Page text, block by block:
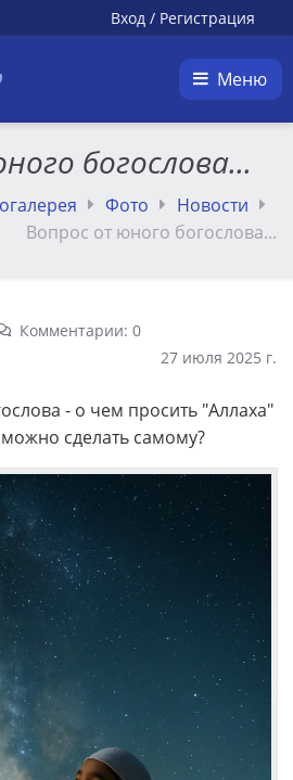
Вход / Регистрация
Меню
богослова...
Фото
Новости
Вопрос от юного богослова...
Комментарии: 0
27 июля 2025 г.
- о чем просить "Аллаха"
сделать самому?